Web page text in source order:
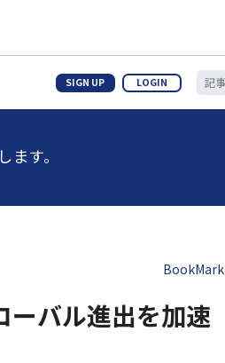
SIGN UP LOGIN
す。
BookMark
バル進出を加速